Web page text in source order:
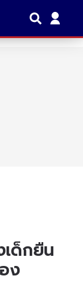
เด็กยืน
ง